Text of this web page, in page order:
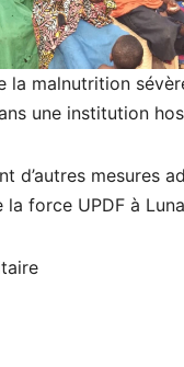
la malnutrition
une institution
d’autres mesures
force UPDF à